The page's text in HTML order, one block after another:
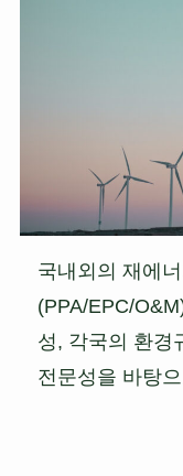
국내외의 재에
(PPA/EPC/
성, 각국의 환경
전문성을 바탕